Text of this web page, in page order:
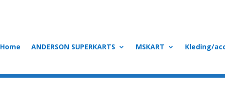
Home ANDERSON SUPERKARTS MSKART Kleding/